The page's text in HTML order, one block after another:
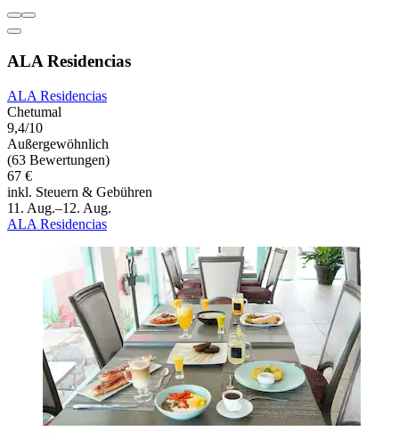
ALA Residencias
ALA Residencias
Chetumal
9,4/10
Außergewöhnlich
(63 Bewertungen)
67 €
inkl. Steuern & Gebühren
11. Aug.–12. Aug.
ALA Residencias